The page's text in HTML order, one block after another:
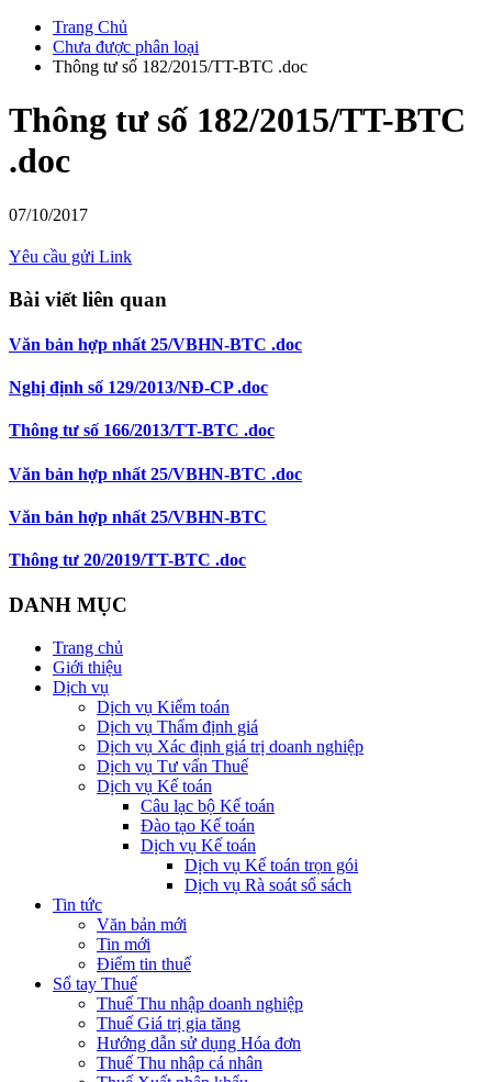
Trang Chủ
Chưa được phân loại
Thông tư số 182/2015/TT-BTC .doc
Thông tư số 182/2015/TT-BTC
.doc
07/10/2017
Yêu cầu gửi Link
Bài viết liên quan
Văn bản hợp nhất 25/VBHN-BTC .doc
Nghị định số 129/2013/NĐ-CP .doc
Thông tư số 166/2013/TT-BTC .doc
Văn bản hợp nhất 25/VBHN-BTC .doc
Văn bản hợp nhất 25/VBHN-BTC
Thông tư 20/2019/TT-BTC .doc
DANH MỤC
Trang chủ
Giới thiệu
Dịch vụ
Dịch vụ Kiểm toán
Dịch vụ Thẩm định giá
Dịch vụ Xác định giá trị doanh nghiệp
Dịch vụ Tư vấn Thuế
Dịch vụ Kế toán
Câu lạc bộ Kế toán
Đào tạo Kế toán
Dịch vụ Kế toán
Dịch vụ Kế toán trọn gói
Dịch vụ Rà soát sổ sách
Tin tức
Văn bản mới
Tin mới
Điểm tin thuế
Sổ tay Thuế
Thuế Thu nhập doanh nghiệp
Thuế Giá trị gia tăng
Hướng dẫn sử dụng Hóa đơn
Thuế Thu nhập cá nhân